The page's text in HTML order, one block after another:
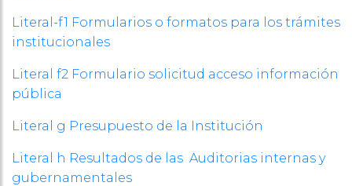
Literal-f1 Formularios o formatos para los trámites
institucionales
Literal f2 Formulario solicitud acceso información
pública
Literal g Presupuesto de la Institución
Literal h Resultados de las Auditorias internas y
gubernamentales